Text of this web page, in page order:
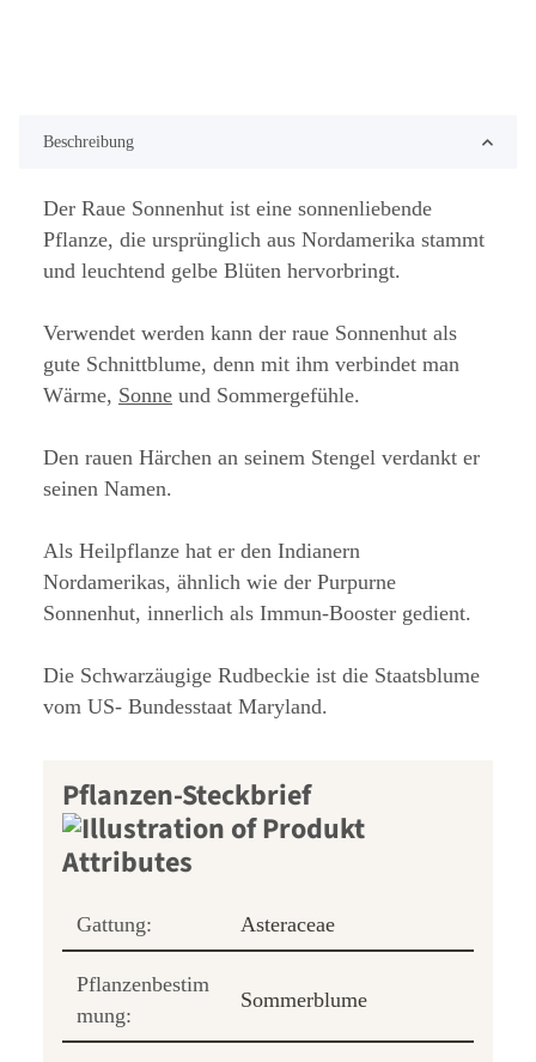
Beschreibung
Der Raue Sonnenhut ist eine sonnenliebende
Pflanze, die ursprünglich aus Nordamerika stammt
und leuchtend gelbe Blüten hervorbringt.
Verwendet werden kann der raue Sonnenhut als
gute Schnittblume, denn mit ihm verbindet man
Wärme, Sonne und Sommergefühle.
Den rauen Härchen an seinem Stengel verdankt er
seinen Namen.
Als Heilpflanze hat er den Indianern
Nordamerikas, ähnlich wie der Purpurne
Sonnenhut, innerlich als Immun-Booster gedient.
Die Schwarzäugige Rudbeckie ist die Staatsblume
vom US- Bundesstaat Maryland.
Pflanzen-Steckbrief
Gattung: Asteraceae
Pflanzenbestim
mung:
Sommerblume